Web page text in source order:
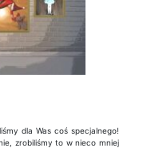
dla Was coś specjalnego!
zrobiliśmy to w nieco mniej